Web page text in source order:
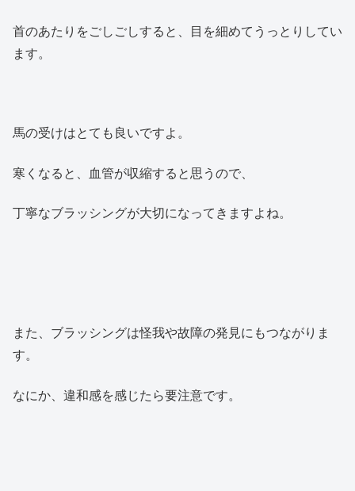
首のあたりをごしごしすると、目を細めてうっとりしてい
ます。
馬の受けはとても良いですよ。
寒くなると、血管が収縮すると思うので、
丁寧なブラッシングが大切になってきますよね。
また、ブラッシングは怪我や故障の発見にもつながりま
す。
なにか、違和感を感じたら要注意です。